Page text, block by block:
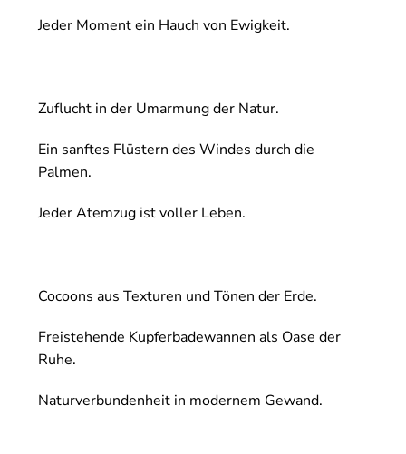
Jeder Moment ein Hauch von Ewigkeit.
Zuflucht in der Umarmung der Natur.
Ein sanftes Flüstern des Windes durch die
Palmen.
Jeder Atemzug ist voller Leben.
Cocoons aus Texturen und Tönen der Erde.
Freistehende Kupferbadewannen als Oase der
Ruhe.
Naturverbundenheit in modernem Gewand.